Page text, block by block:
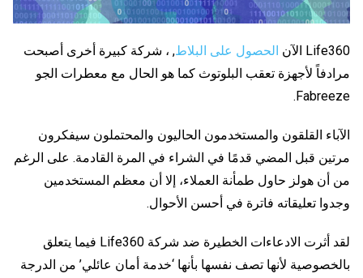
Life360 الآن الحصول على البلاط, ، شركة كبيرة أخرى أصبحت
مرادفاً لأجهزة تعقب البلوتوث كما هو الحال مع معطرات الجو
Fabreeze.
الآباء القلقون والمستخدمون الحاليون والمحتملون سيفكرون
مرتين قبل المضي قدمًا في الشراء في المرة القادمة. على الرغم
من أن هولز حاول طمأنة العملاء، إلا أن معظم المستخدمين
وجدوا تعليقاته فاترة في أحسن الأحوال.
لقد أثرت الادعاءات الخطيرة ضد شركة Life360 فيما يتعلق
بالخصوصية لأنها تصف نفسها بأنها ‘خدمة أمان عائلي’ من الدرجة